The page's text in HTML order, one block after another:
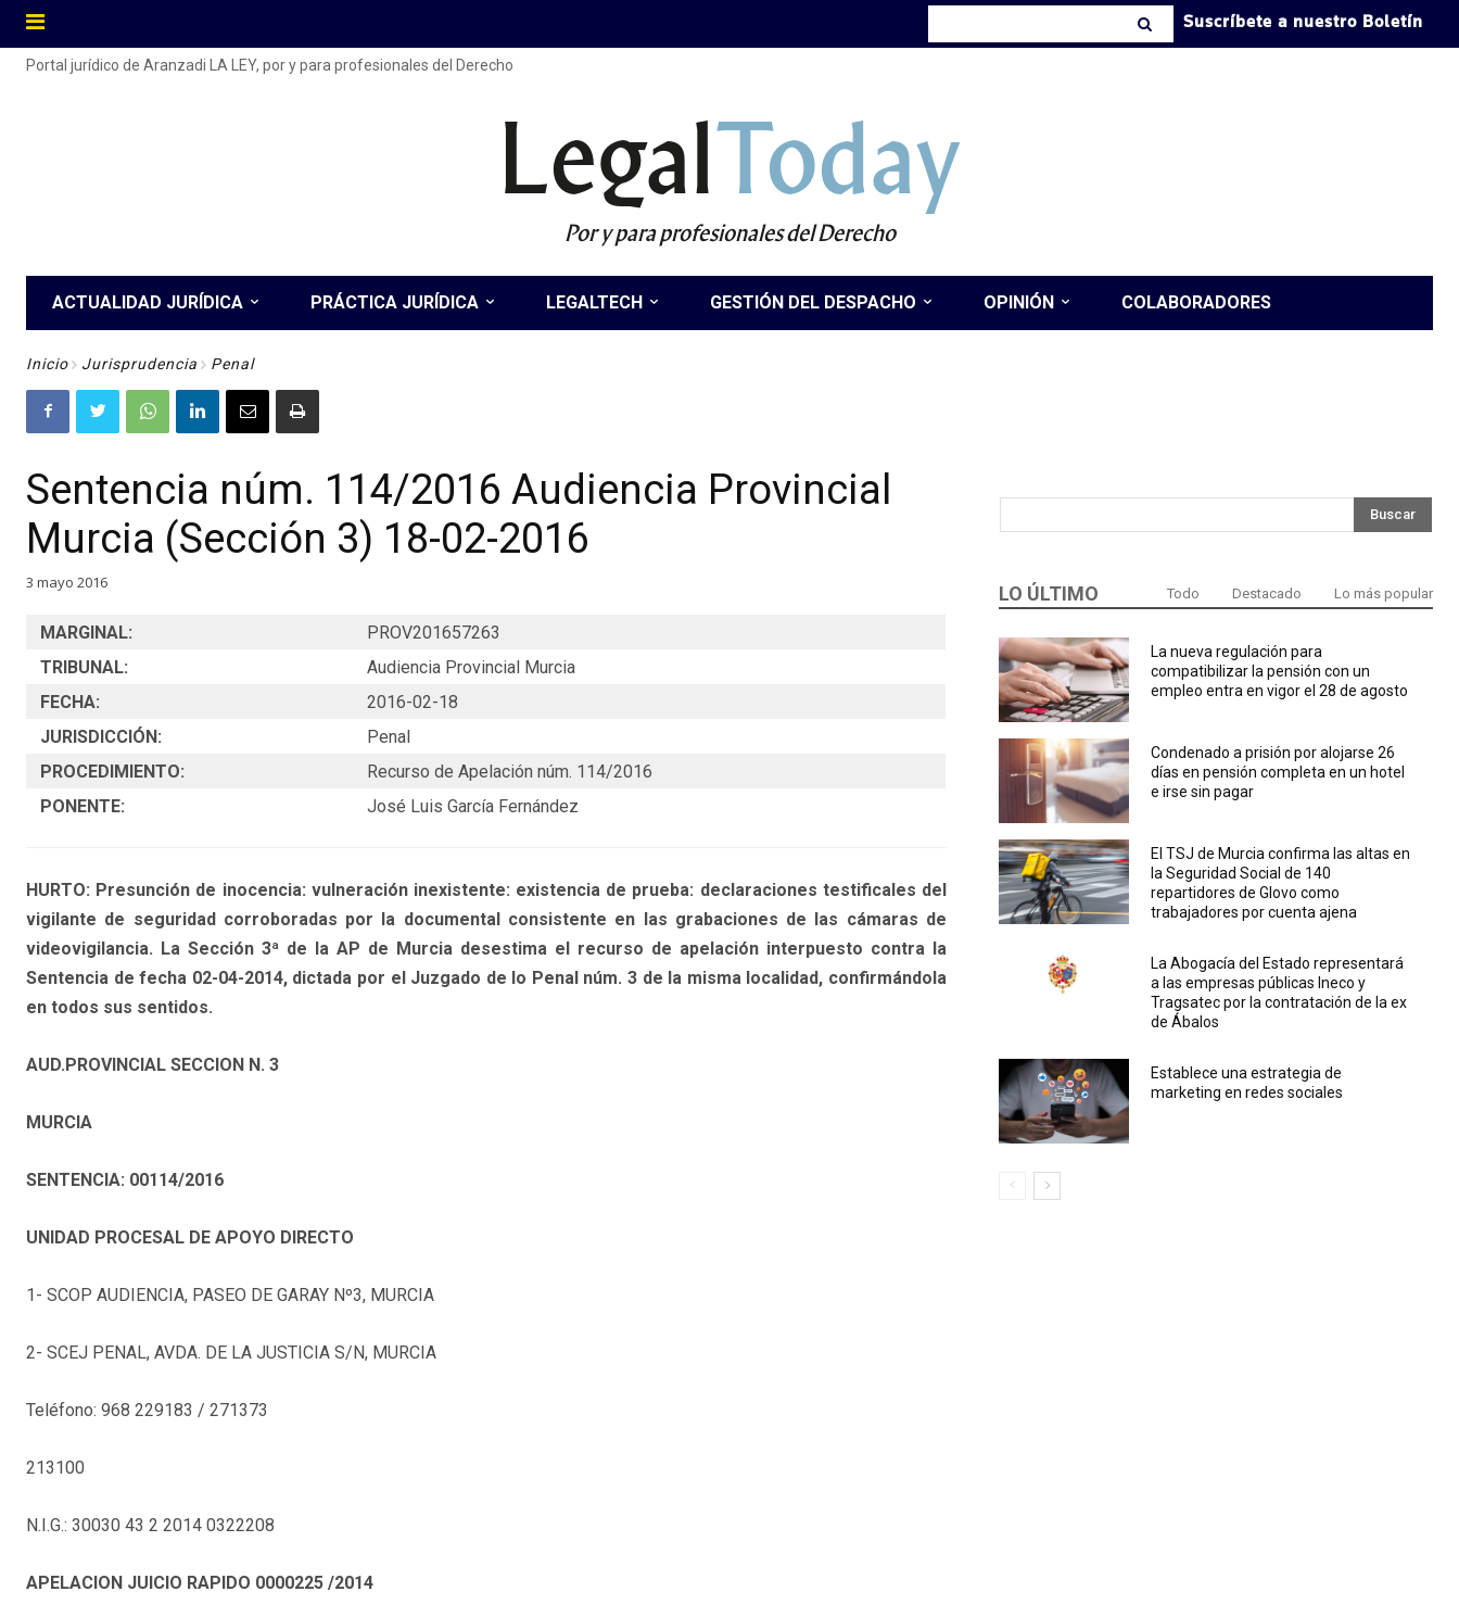
Suscríbete a nuestro Boletín
Portal jurídico de Aranzadi LA LEY, por y para profesionales del Derecho
LegalToday
Por y para profesionales del Derecho
ACTUALIDAD JURÍDICA PRÁCTICA JURÍDICA LEGALTECH GESTIÓN DEL DESPACHO OPINIÓN COLABORADORES
Inicio Jurisprudencia Penal
Sentencia núm. 114/2016 Audiencia Provincial
Murcia (Sección 3) 18-02-2016
3 mayo 2016
MARGINAL:
PROV201657263
TRIBUNAL:
Audiencia Provincial Murcia
FECHA:
2016-02-18
JURISDICCIÓN:
Penal
PROCEDIMIENTO:
Recurso de Apelación núm. 114/2016
PONENTE:
José Luis García Fernández
HURTO: Presunción de inocencia: vulneración inexistente: existencia de prueba: declaraciones testificales del
vigilante de seguridad corroboradas por la documental consistente en las grabaciones de las cámaras de
videovigilancia. La Sección 3ª de la AP de Murcia desestima el recurso de apelación interpuesto contra la
Sentencia de fecha 02-04-2014, dictada por el Juzgado de lo Penal núm. 3 de la misma localidad, confirmándola
en todos sus sentidos.
AUD.PROVINCIAL SECCION N. 3
MURCIA
SENTENCIA: 00114/2016
UNIDAD PROCESAL DE APOYO DIRECTO
1- SCOP AUDIENCIA, PASEO DE GARAY Nº3, MURCIA
2- SCEJ PENAL, AVDA. DE LA JUSTICIA S/N, MURCIA
Teléfono: 968 229183 / 271373
213100
N.I.G.: 30030 43 2 2014 0322208
APELACION JUICIO RAPIDO 0000225 /2014
Buscar
LO ÚLTIMO Todo Destacado Lo más popular
La nueva regulación para
compatibilizar la pensión con un
empleo entra en vigor el 28 de agosto
Condenado a prisión por alojarse 26
días en pensión completa en un hotel
e irse sin pagar
El TSJ de Murcia confirma las altas en
la Seguridad Social de 140
repartidores de Glovo como
trabajadores por cuenta ajena
La Abogacía del Estado representará
a las empresas públicas Ineco y
Tragsatec por la contratación de la ex
de Ábalos
Establece una estrategia de
marketing en redes sociales